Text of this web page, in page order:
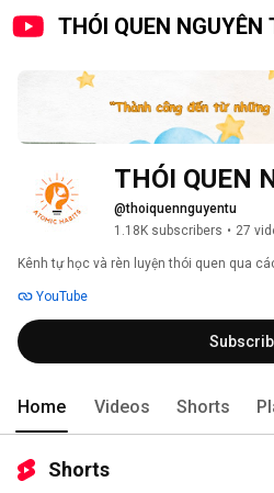
THÓI QUEN NGUYÊN
THÓI QUEN
@thoiquennguyentu
1.18K subscribers • 27
Kênh tự học và rèn luyện thói quen qua
YouTube
Home Videos Shorts
Shorts